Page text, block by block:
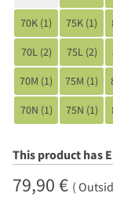
70K (1) 75K (1)
70L (2) 75L (2)
70M (1) 75M (1)
70N (1) 75N (1)
This product has
79,90 € (